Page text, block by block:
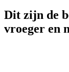
Dit zijn de
vroeger en